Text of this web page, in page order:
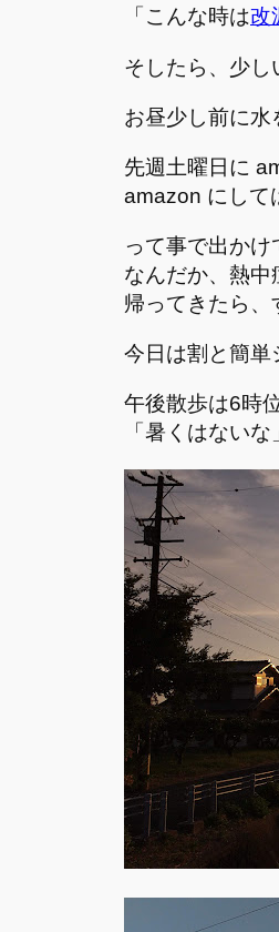
「こんな時は改
そしたら、少し
お昼少し前に水
先週土曜日に
amazon にして
って事で出かけ
なんだか、熱中
帰ってきたら、
今日は割と簡単
午後散歩は6時
「暑くはない